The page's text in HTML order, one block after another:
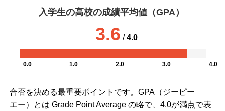
入学生の高校の成績平均値（GPA）
3.6 /4.0
0.0 1.0 2.0 3.0 4.0
合否を決める最重要ポイントです。GPA（ジーピー
エー）とは Grade Point Average の略で、4.0が満点で表